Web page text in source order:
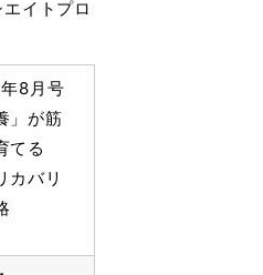
イトプロ
8月号
」が筋
てる
カバリ